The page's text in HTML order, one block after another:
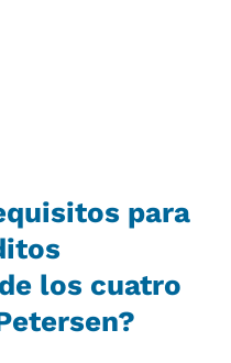
para
los cuatro